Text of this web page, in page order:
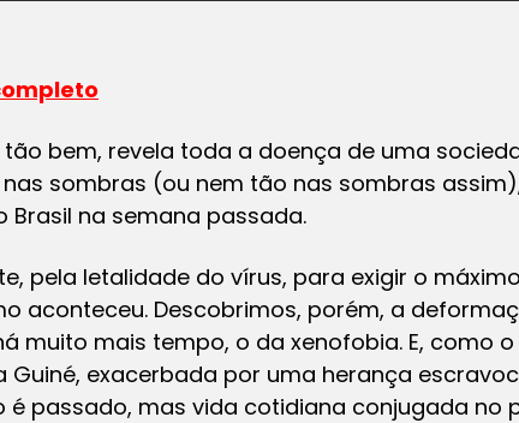
bem, revela toda a doença de uma
sombras (ou nem tão nas sombras
Brasil na semana passada.
pela letalidade do vírus, para exigir o
aconteceu. Descobrimos, porém, a
muito mais tempo, o da xenofobia. E, como
Guiné, exacerbada por uma herança
é passado, mas vida cotidiana conjugada no